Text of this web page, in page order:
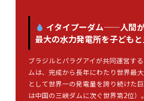
イタイプーダム——人間
最大の水力発電所を子ども
ブラジルとパラグアイが共同運営す
ムは、完成から長年にわたり世界最
として世界一の発電量を誇り続けた
は中国の三峡ダムに次ぐ世界第2位）